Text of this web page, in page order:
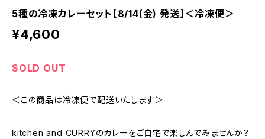
5種の冷凍カレーセット【8/14(金) 発送】＜冷凍便＞
¥4,600
SOLD OUT
＜この商品は冷凍便で配送いたします＞
kitchen and CURRYのカレーをご自宅で楽しんでみませんか？